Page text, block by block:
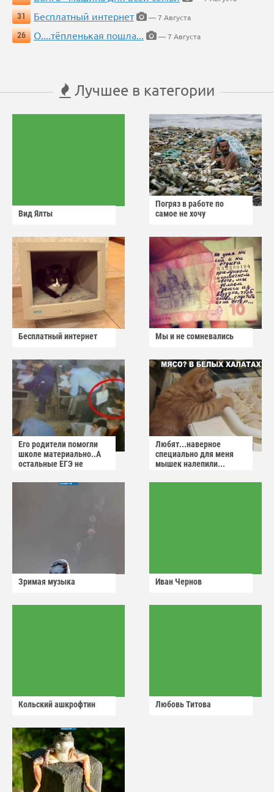
31
Бесплатный интернет
— 7 Августа
26
О....тёпленькая пошла... — 7 Августа
Лучшее в категории
Вид Ялты
Погряз в работе по
самое не хочу
Бесплатный интернет Мы и не сомневались
Его родители помогли
школе материально..А
остальные ЕГЭ не
Любят...наверное
специально для меня
мышек налепили...
Зримая музыка Иван Чернов
Кольский ашкрофтин Любовь Титова